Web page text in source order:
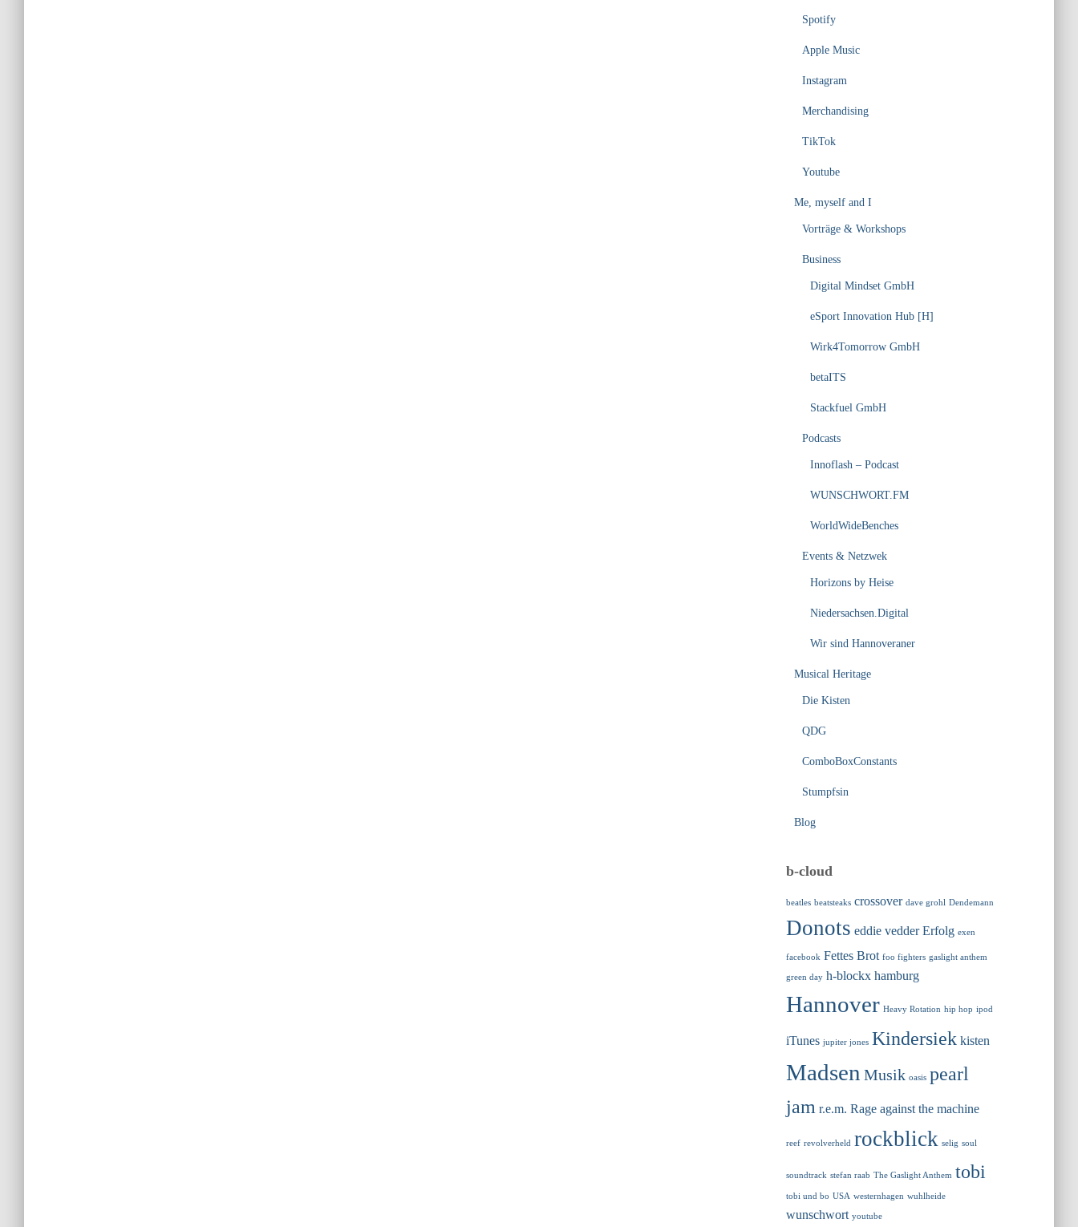
Spotify
Apple Music
Instagram
Merchandising
TikTok
Youtube
Me, myself and I
Vorträge & Workshops
Business
Digital Mindset GmbH
eSport Innovation Hub [H]
Wirk4Tomorrow GmbH
betaITS
Stackfuel GmbH
Podcasts
Innoflash – Podcast
WUNSCHWORT.FM
WorldWideBenches
Events & Netzwek
Horizons by Heise
Niedersachsen.Digital
Wir sind Hannoveraner
Musical Heritage
Die Kisten
QDG
ComboBoxConstants
Stumpfsin
Blog
b-cloud
beatles beatsteaks crossover dave grohl Dendemann
Donots eddie vedder Erfolg exen
facebook Fettes Brot foo fighters gaslight anthem
green day h-blockx hamburg
Hannover Heavy Rotation hip hop ipod
iTunes jupiter jones Kindersiek kisten
Madsen Musik oasis pearl
jam r.e.m. Rage against the machine
reef revolverheld rockblick selig soul
soundtrack stefan raab The Gaslight Anthem tobi
tobi und bo USA westernhagen wuhlheide
wunschwort youtube